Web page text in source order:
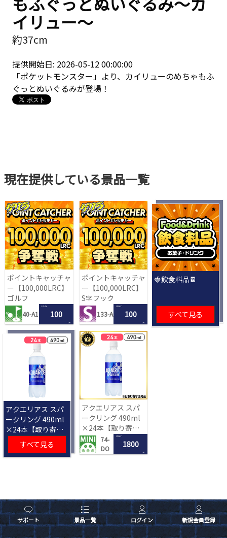
サポート 景品一覧 ログイン 新規会員登録
イリュー～
約37cm
提供開始日: 2026-05-12 00:00:00
「ポケットモンスター」より、カイリューのめちゃもふ
ぐっとぬいぐるみが登場！
現在提供している景品一覧
ポイントキャッチャ
ー【100,000LRC】
ゴルフ
40-A1
1 PLAY
100
LRC
ポイントキャッチャ
ー【100,000LRC】
S字フック
133-A
1 PLAY
100
LRC
🍓飲食料品🍫
すべて見る
アクエリアス スパ
ークリング 490ml
×24本【取り寄せ
入荷後次第発送】
すべて見る
アクエリアス スパ
ークリング 490ml
×24本【取り寄せ
入荷後次第発送】
74-
DO
1 PLAY
1800
LRC